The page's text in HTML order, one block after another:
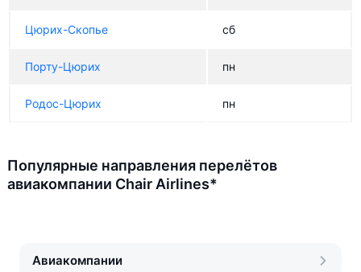
Цюрих-Скопье сб
Порту-Цюрих пн
Родос-Цюрих пн
Популярные направления перелётов
авиакомпании Chair Airlines*
Авиакомпании